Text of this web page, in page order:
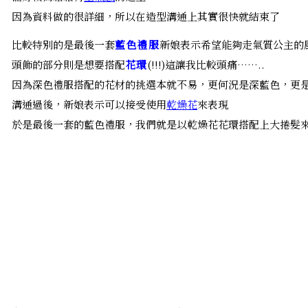
因為資料做的很詳細，所以在造型溝通上其實很快就結束了
比較特別的是最後一套藍色禮服新娘表示希望能夠走氣質公主的
頭飾的部分則是想要搭配花環(!!!)這讓我比較頭痛……..
因為深色禮服搭配的花材的挑選本就不易，更何況是深藍色，更
溝通過後，新娘表示可以接受使用乾燥花來表現
於是最後一套的藍色禮服，我們就是以乾燥花花環搭配上大捲髮